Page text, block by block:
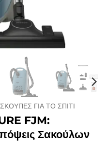
ΓΙΑ ΤΟ ΣΠΊΤΙ
FJM:
Σακούλων